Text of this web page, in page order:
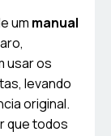
um manual
usar os
levando
original.
que todos